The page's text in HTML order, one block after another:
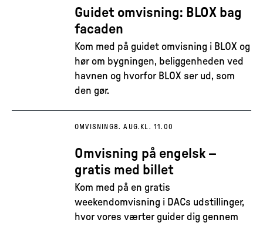
Guidet omvisning: BLOX bag
facaden
Kom med på guidet omvisning i BLOX og
hør om bygningen, beliggenheden ved
havnen og hvorfor BLOX ser ud, som
den gør.
OMVISNING8. AUG. KL. 11.00
Omvisning på engelsk –
gratis med billet
Kom med på en gratis
weekendomvisning i DACs udstillinger,
hvor vores værter guider dig gennem